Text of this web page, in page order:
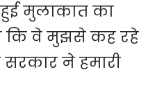
मुलाकात का
कि वे मुझसे कह रहे
ने हमारी